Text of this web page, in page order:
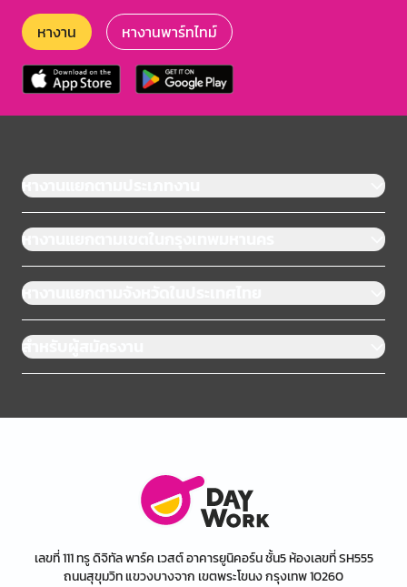
หางาน หางานพาร์ทไทม์
หางานแยกตามประเภทงาน
หางานแยกตามเขตในกรุงเทพมหานคร
หางานแยกตามจังหวัดในประเทศไทย
สำหรับผู้สมัครงาน
เลขที่ 111 ทรู ดิจิทัล พาร์ค เวสต์ อาคารยูนิคอร์น ชั้น5 ห้องเลขที่ SH555
ถนนสุขุมวิท แขวงบางจาก เขตพระโขนง กรุงเทพ 10260